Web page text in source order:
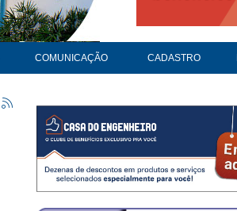
COMUNICAÇÃO CADASTRO